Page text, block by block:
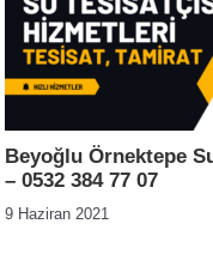
Beyoğlu Örnektepe
– 0532 384 77 07
9 Haziran 2021